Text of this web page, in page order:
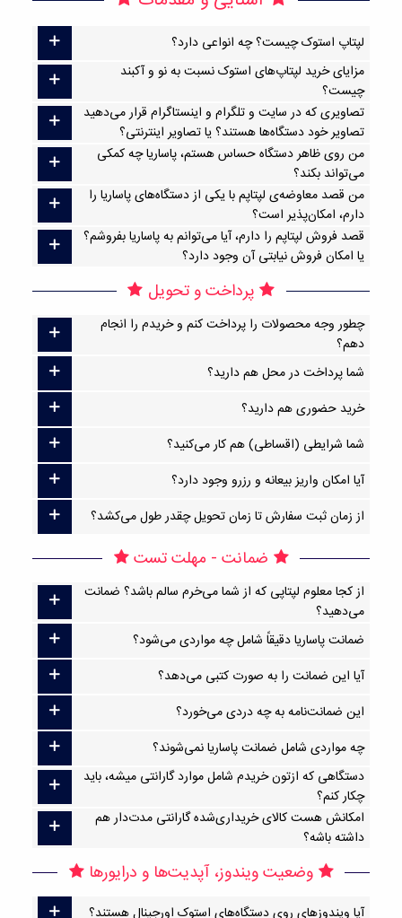
لپتاپ استوک چیست؟ چه انواعی دارد؟
مزایای خرید لپتاپ‌های استوک نسبت به نو و آکبند
چیست؟
تصاویری که در سایت و تلگرام و اینستاگرام قرار می‌دهید
تصاویر خود دستگاه‌ها هستند؟ یا تصاویر اینترنتی؟
من روی ظاهر دستگاه حساس هستم، پاساریا چه کمکی
می‌تواند بکند؟
من قصد معاوضه‌ی لپتاپم با یکی از دستگاه‌های پاساریا را
دارم، امکان‌پذیر است؟
قصد فروش لپتاپم را دارم، آیا می‌توانم به پاساریا بفروشم؟
یا امکان فروش نیابتی آن وجود دارد؟
پرداخت و تحویل
چطور وجه محصولات را پرداخت کنم و خریدم را انجام
دهم؟
شما پرداخت در محل هم دارید؟
خرید حضوری هم دارید؟
شما شرایطی (اقساطی) هم کار می‌کنید؟
آیا امکان واریز بیعانه و رزرو وجود دارد؟
از زمان ثبت سفارش تا زمان تحویل چقدر طول می‌کشد؟
ضمانت - مهلت تست
از کجا معلوم لپتاپی که از شما می‌خرم سالم باشد؟ ضمانت
می‌دهید؟
ضمانت پاساریا دقیقاً شامل چه مواردی می‌شود؟
آیا این ضمانت را به صورت کتبی می‌دهد؟
این ضمانت‌نامه به چه دردی می‌خورد؟
چه مواردی شامل ضمانت پاساریا نمی‌شوند؟
دستگاهی که ازتون خریدم شامل موارد گارانتی میشه، باید
چکار کنم؟
امکانش هست کالای خریداری‌شده گارانتی مدت‌دار هم
داشته باشه؟
وضعیت ویندوز، آپدیت‌ها و درایورها
آیا ویندوزهای روی دستگاه‌های استوک اورجینال هستند؟